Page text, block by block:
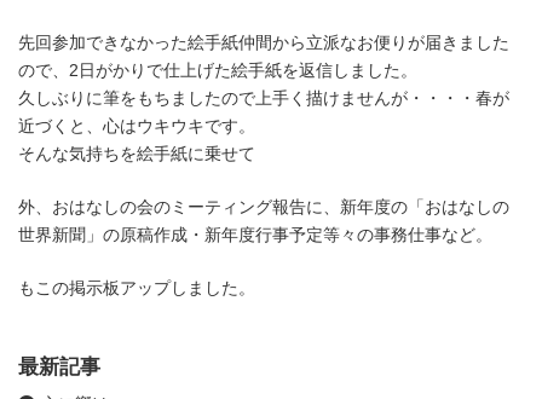
先回参加できなかった絵手紙仲間から立派なお便りが届きました
ので、2日がかりで仕上げた絵手紙を返信しました。
久しぶりに筆をもちましたので上手く描けませんが・・・・春が
近づくと、心はウキウキです。
そんな気持ちを絵手紙に乗せて
外、おはなしの会のミーティング報告に、新年度の「おはなしの
世界新聞」の原稿作成・新年度行事予定等々の事務仕事など。
もこの掲示板アップしました。
最新記事